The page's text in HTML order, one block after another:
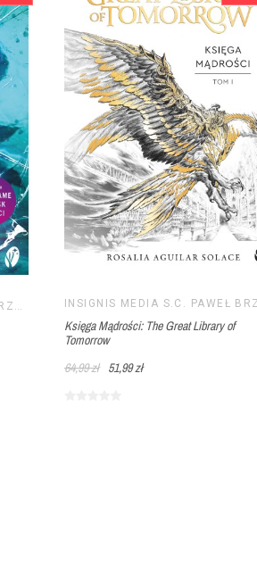
Księga Mądrości: The Great Library of
Tomorrow
64,99 zł
51,99 zł